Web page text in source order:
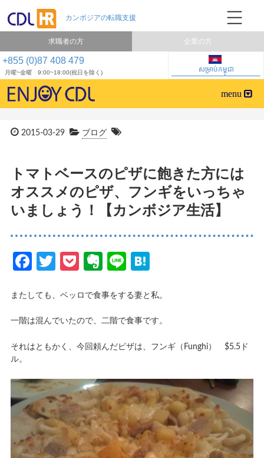
+855 (0)87 408 479
月曜~金曜 9:00~18:00(祝日を除く) សម្រាប់កម្ពុជា
求職者の方 企業の方
2015-03-29 ブログ
トマトベースのピザに飽きた方には
オススメのピザ、フンギをいっちゃ
いましょう！【カンボジア生活】
Facebook
Twitter
PocketEvernote
Line
またしても、ベッロで食事をする妻と私。
一階は混んでいたので、二階で食事です。
それはともかく、今回頼んだピザは、フンギ（Funghi） $5.5ド
ル。